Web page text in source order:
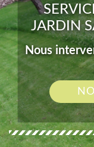
JARDIN
Nous